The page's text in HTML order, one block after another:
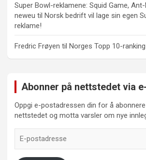
Super Bowl-reklamene: Squid Game,
neweu til Norsk bedrift vil lage sin egen
reklame!
Fredric Frøyen til Norges Topp 10-
Abonner på nettstedet via
Oppgi e-postadressen din for å
nettstedet og motta varsler om nye
postadresse